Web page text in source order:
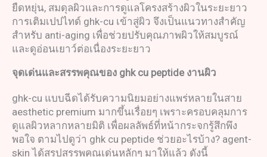
ยืดหยุ่น, สมดุลผิวและการดูแลโครงสร้างผิวในระยะยาว
การเติมเปปไทด์ ghk-cu เข้าสู่ผิว จึงเป็นแนวทางสำคัญ
สำหรับ anti-aging เพื่อช่วยปรับคุณภาพผิวให้สมบูรณ์
และดูอ่อนเยาว์ต่อเนื่องระยะยาว
จุดเด่นและสรรพคุณของ ghk cu peptide งานผิว
ghk-cu แบบฉีดได้รับความนิยมอย่างแพร่หลายในสาย
aesthetic premium มากขึ้นเรื่อยๆ เพราะครอบคลุมการ
ดูแลผิวหลากหลายมิติ เพื่อผลลัพธ์ที่หน้ากระจกรู้สึกพึง
พอใจ ตามไปดูว่า ghk cu peptide ช่วยอะไรบ้าง? agent-
skin ได้สรุปสรรพคุณเด่นหลักๆ มาให้แล้ว ดังนี้